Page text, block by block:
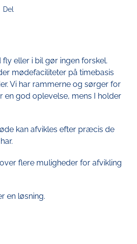
Del
eller i bil gør ingen forskel.
mødefaciliteter på timebasis
Vi har rammerne og sørger for
god oplevelse, mens I holder
kan afvikles efter præcis de
flere muligheder for afvikling
en løsning.